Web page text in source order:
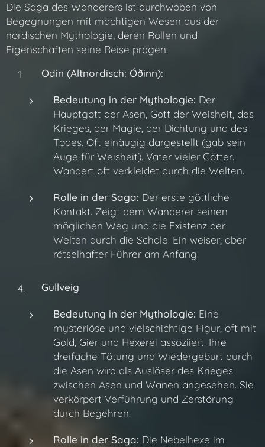
Die Saga des Wanderers ist durchwoben von
Begegnungen mit mächtigen Wesen aus der
nordischen Mythologie, deren Rollen und
Eigenschaften seine Reise prägen:
Odin (Altnordisch: Óðinn):
Bedeutung in der Mythologie: Der
Hauptgott der Asen, Gott der Weisheit, des
Krieges, der Magie, der Dichtung und des
Todes. Oft einäugig dargestellt (gab sein
Auge für Weisheit). Vater vieler Götter.
Wandert oft verkleidet durch die Welten.
Rolle in der Saga: Der erste göttliche
Kontakt. Zeigt dem Wanderer seinen
möglichen Weg und die Existenz der
Welten durch die Schale. Ein weiser, aber
rätselhafter Führer am Anfang.
Gullveig:
Bedeutung in der Mythologie: Eine
mysteriöse und vielschichtige Figur, oft mit
Gold, Gier und Hexerei assoziiert. Ihre
dreifache Tötung und Wiedergeburt durch
die Asen wird als Auslöser des Krieges
zwischen Asen und Wanen angesehen. Sie
verkörpert Verführung und Zerstörung
durch Begehren.
Rolle in der Saga: Die Nebelhexe im